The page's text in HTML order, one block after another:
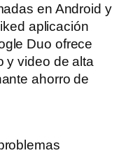
en Android y
aplicación
Duo ofrece
y video de alta
ahorro de